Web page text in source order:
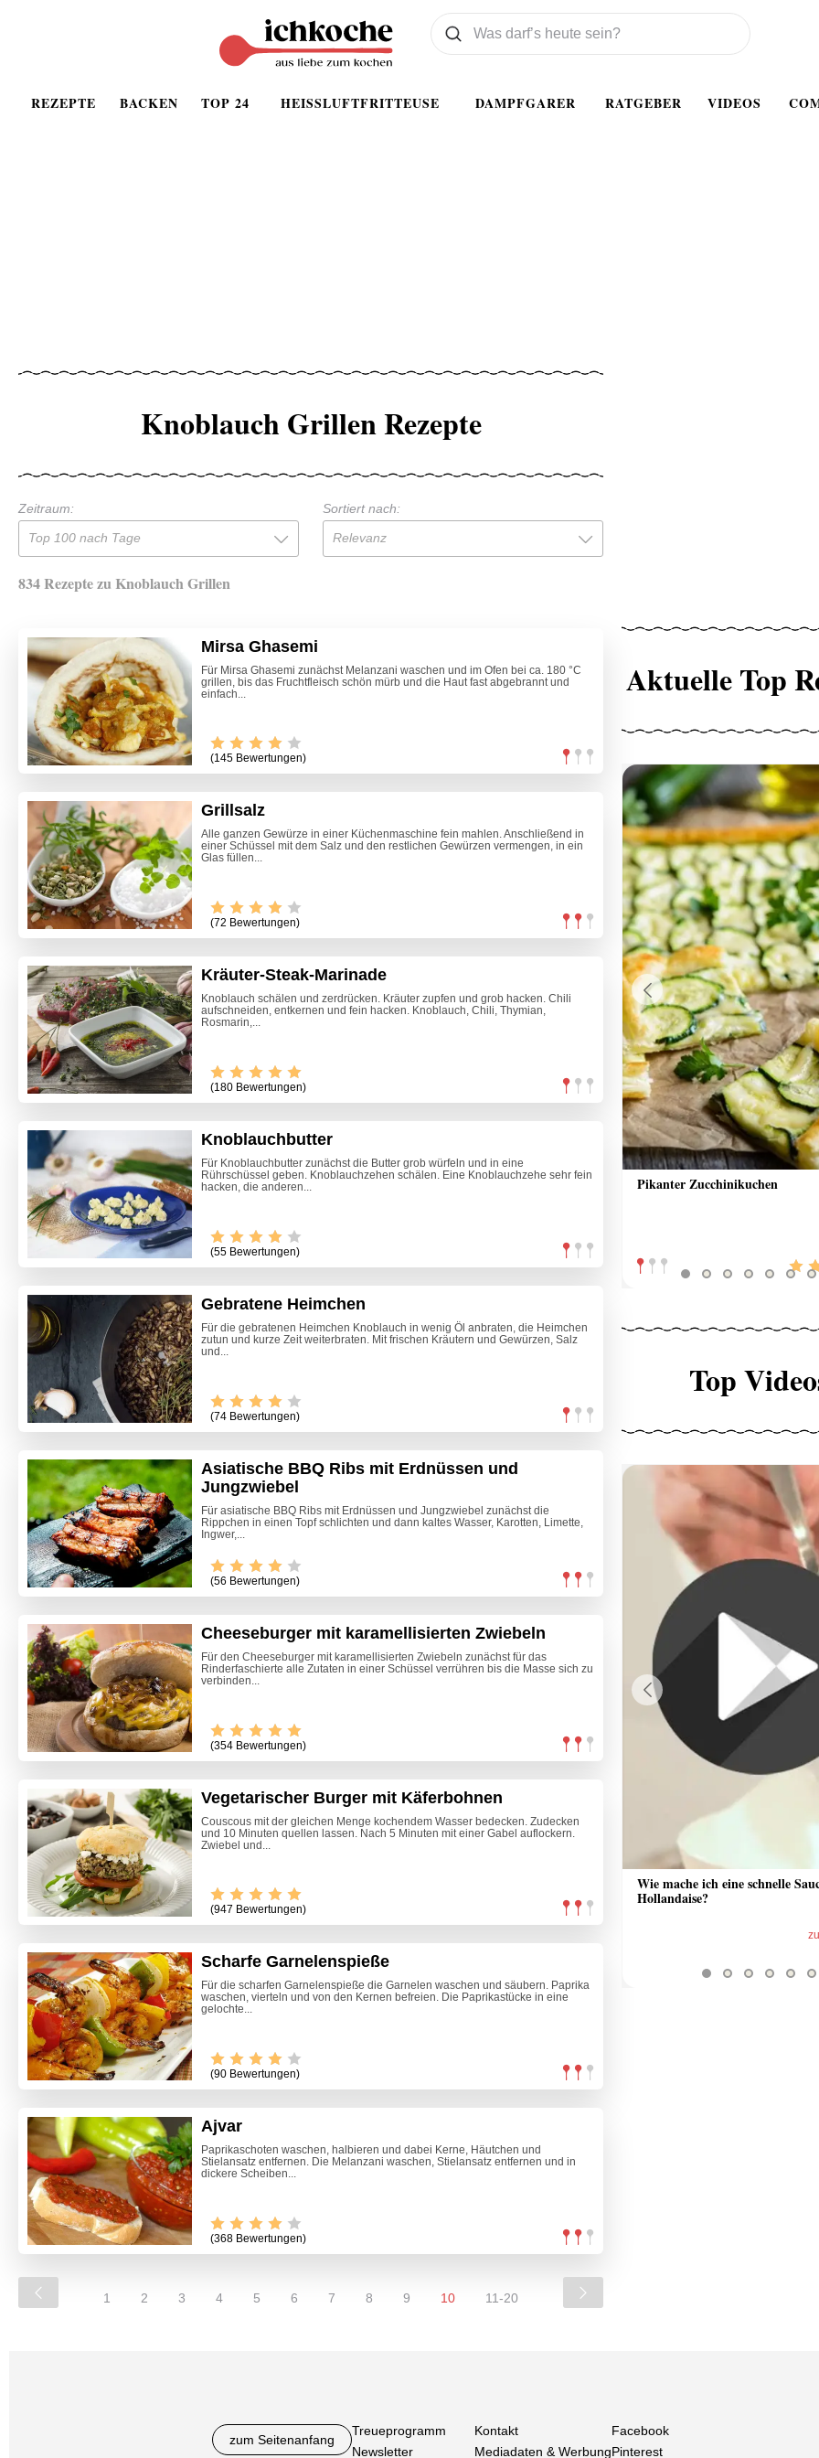
REZEPTE BACKEN TOP 24 HEISSLUFTFRITTEUSE DAMPFGARER RATGEBER VIDEOS
Was wollen Sie suchen
Suchen
Knoblauch Grillen Rezepte
Zeitraum:
Top 100 nach Tage
Sortiert nach:
Relevanz
834 Rezepte zu Knoblauch Grillen
Mirsa Ghasemi
Für Mirsa Ghasemi zunächst Melanzani waschen und im Ofen bei ca. 180 °C
grillen, bis das Fruchtfleisch schön mürb und die Haut fast abgebrannt und
einfach...
(145 Bewertungen)
Grillsalz
Alle ganzen Gewürze in einer Küchenmaschine fein mahlen. Anschließend in
einer Schüssel mit dem Salz und den restlichen Gewürzen vermengen, in ein
Glas füllen...
(72 Bewertungen)
Kräuter-Steak-Marinade
Knoblauch schälen und zerdrücken. Kräuter zupfen und grob hacken. Chili
aufschneiden, entkernen und fein hacken. Knoblauch, Chili, Thymian,
Rosmarin,...
(180 Bewertungen)
Knoblauchbutter
Für Knoblauchbutter zunächst die Butter grob würfeln und in eine
Rührschüssel geben. Knoblauchzehen schälen. Eine Knoblauchzehe sehr fein
hacken, die anderen...
(55 Bewertungen)
Gebratene Heimchen
Für die gebratenen Heimchen Knoblauch in wenig Öl anbraten, die Heimchen
zutun und kurze Zeit weiterbraten. Mit frischen Kräutern und Gewürzen, Salz
und...
(74 Bewertungen)
Asiatische BBQ Ribs mit Erdnüssen und
Jungzwiebel
Für asiatische BBQ Ribs mit Erdnüssen und Jungzwiebel zunächst die
Rippchen in einen Topf schlichten und dann kaltes Wasser, Karotten, Limette,
Ingwer,...
(56 Bewertungen)
Cheeseburger mit karamellisierten Zwiebeln
Für den Cheeseburger mit karamellisierten Zwiebeln zunächst für das
Rinderfaschierte alle Zutaten in einer Schüssel verrühren bis die Masse sich zu
verbinden...
(354 Bewertungen)
Vegetarischer Burger mit Käferbohnen
Couscous mit der gleichen Menge kochendem Wasser bedecken. Zudecken
und 10 Minuten quellen lassen. Nach 5 Minuten mit einer Gabel auflockern.
Zwiebel und...
(947 Bewertungen)
Scharfe Garnelenspieße
Für die scharfen Garnelenspieße die Garnelen waschen und säubern. Paprika
waschen, vierteln und von den Kernen befreien. Die Paprikastücke in eine
gelochte...
(90 Bewertungen)
Ajvar
Paprikaschoten waschen, halbieren und dabei Kerne, Häutchen und
Stielansatz entfernen. Die Melanzani waschen, Stielansatz entfernen und in
dickere Scheiben...
(368 Bewertungen)
1 2 3 4 5 6 7 8 9 10 11-20
Aktuelle Top
Pikanter Zucchinikuchen
Erdbeer-Stracciatella-Gugelhupf
Previous
Top
Wie mache ich eine schnelle
Hollandaise?
Previous
zum Seitenanfang
Treueprogramm
Newsletter
Kontakt
Mediadaten & Werbung
Facebook
Pinterest